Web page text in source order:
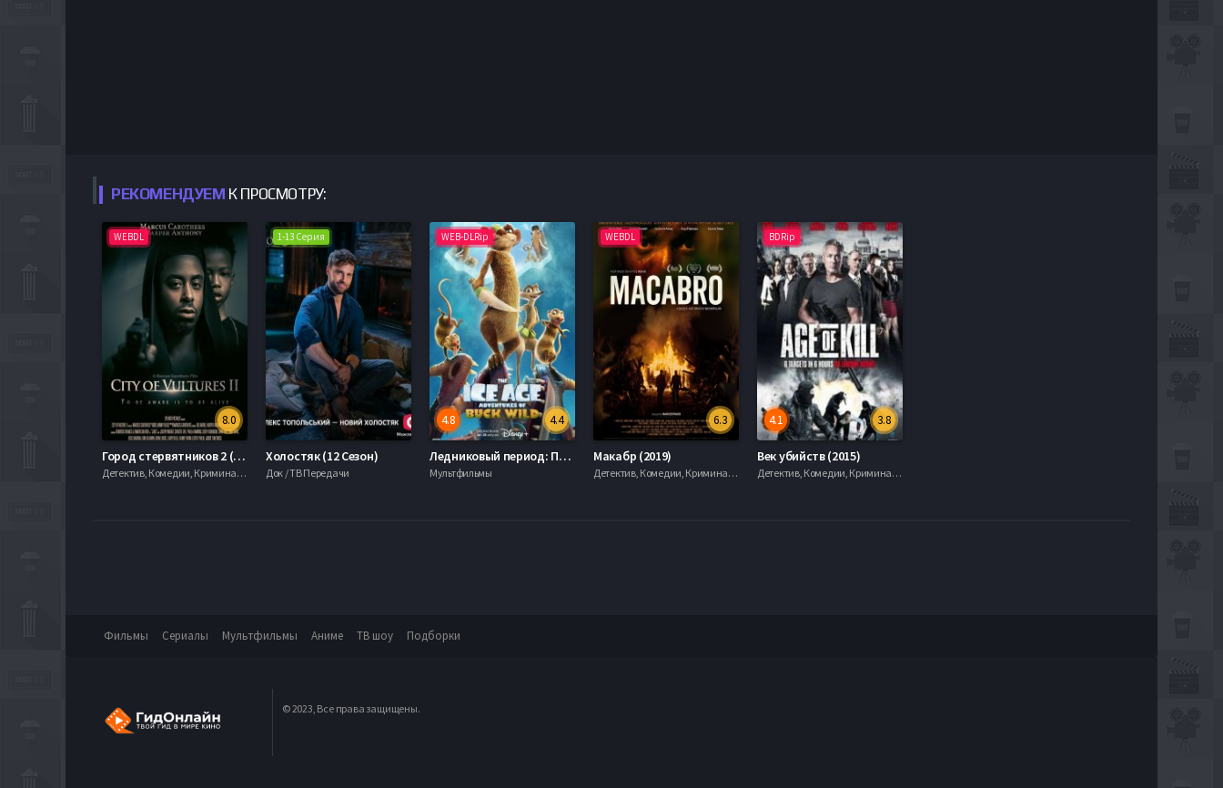
РЕКОМЕНДУЕМ К ПРОСМОТРУ:
WEBDL
8.0
Город стервятников 2 (2022)
Детектив, Комедии, Криминал, serial.mob
1-13 Серия
Холостяк (12 Сезон)
Док / ТВ Передачи
WEB-DLRip
4.4
4.8
Ледниковый период: Приключения Бака (2022)
Мультфильмы
WEBDL
6.3
Макабр (2019)
Детектив, Комедии, Криминал, serial.mob
BDRip
3.8
4.1
Век убийств (2015)
Детектив, Комедии, Криминал, serial.mob
Фильмы Сериалы Мультфильмы Аниме ТВ шоу Подборки
© 2023, Все права защищены.